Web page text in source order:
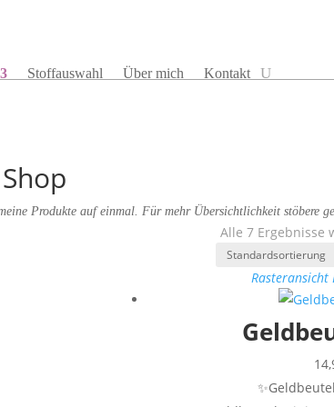
Stoffauswahl Über mich Kontakt
Produkte auf einmal. Für mehr Übersichtlichkeit stöbere
Alle 7 Ergebnisse
Rasteransicht